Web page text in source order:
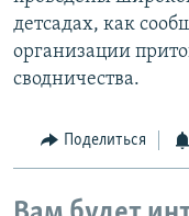
детсадах, как
организации
сводничества.
Поделиться